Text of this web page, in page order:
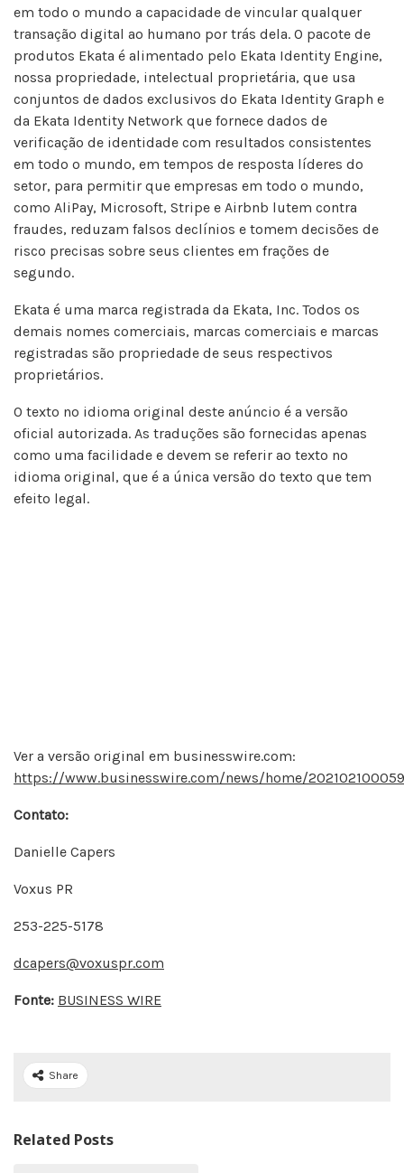
em todo o mundo a capacidade de vincular qualquer
transação digital ao humano por trás dela. O pacote de
produtos Ekata é alimentado pelo Ekata Identity Engine,
nossa propriedade, intelectual proprietária, que usa
conjuntos de dados exclusivos do Ekata Identity Graph e
da Ekata Identity Network que fornece dados de
verificação de identidade com resultados consistentes
em todo o mundo, em tempos de resposta líderes do
setor, para permitir que empresas em todo o mundo,
como AliPay, Microsoft, Stripe e Airbnb lutem contra
fraudes, reduzam falsos declínios e tomem decisões de
risco precisas sobre seus clientes em frações de
segundo.
Ekata é uma marca registrada da Ekata, Inc. Todos os
demais nomes comerciais, marcas comerciais e marcas
registradas são propriedade de seus respectivos
proprietários.
O texto no idioma original deste anúncio é a versão
oficial autorizada. As traduções são fornecidas apenas
como uma facilidade e devem se referir ao texto no
idioma original, que é a única versão do texto que tem
efeito legal.
Ver a versão original em businesswire.com:
https://www.businesswire.com/news/home/
Contato:
Danielle Capers
Voxus PR
253-225-5178
dcapers@voxuspr.com
Fonte: BUSINESS WIRE
Share
Related Posts